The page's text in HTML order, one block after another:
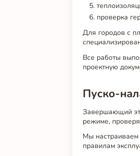
проверка
Для городов с
Все работы
проектную
Пуско-
Завершающий
режиме,
Мы настраиваем
правилам